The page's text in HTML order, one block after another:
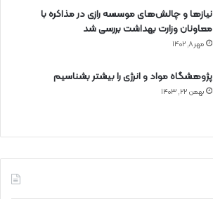
نیازها و چالش‌های موسسه رازی در مذاکره با
معاونان وزارت بهداشت بررسی شد
مهر ۸, ۱۴۰۲
پژوهشگاه مواد و انرژی را بیشتر بشناسیم
بهمن ۲۲, ۱۴۰۳